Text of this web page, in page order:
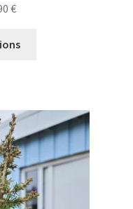
€Plage
prix :
variations.
Les
options
peuvent
choisies